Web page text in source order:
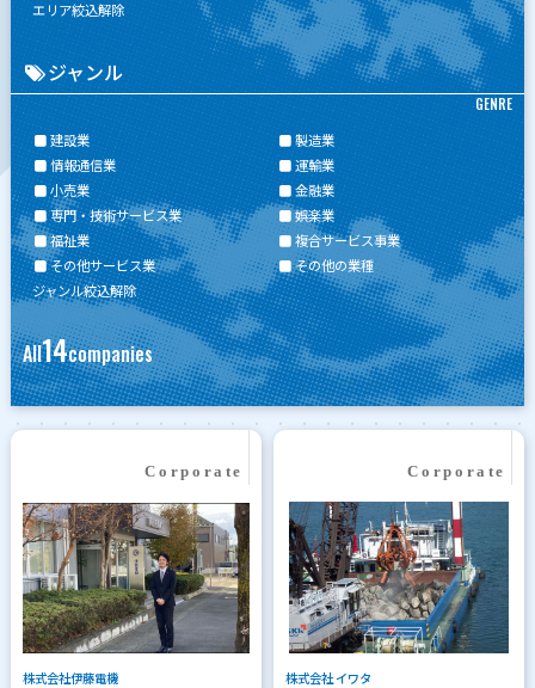
エリア絞込解除
ジャンル
GENRE
建設業
製造業
情報通信業
運輸業
小売業
金融業
専門・技術サービス業
娯楽業
福祉業
複合サービス事業
その他サービス業
その他の業種
ジャンル絞込解除
All14companies
株式会社伊藤電機 株式会社 イワタ